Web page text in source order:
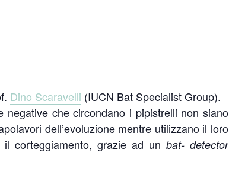
Dino Scaravelli (IUCN Bat Specialist Group).
che circondano i pipistrelli non siano
dell’evoluzione mentre utilizzano il loro
corteggiamento, grazie ad un bat- detector